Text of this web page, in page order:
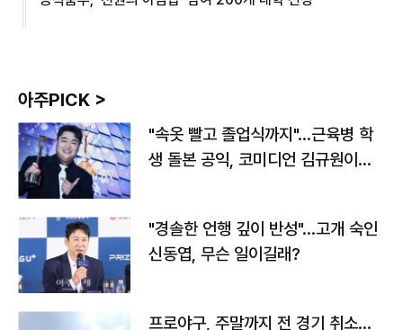
아주PICK >
"속옷 빨고 졸업식까지"…근육병 학
생 돌본 공익, 코미디언 김규원이었
"경솔한 언행 깊이 반성"…고개 숙인
신동엽, 무슨 일이길래?
프로야구, 주말까지 전 경기 취소…